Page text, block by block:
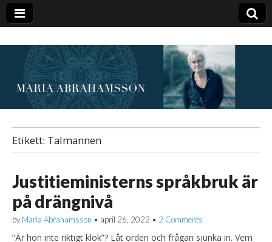
Etikett: Talmannen
Justitieministerns språkbruk är
på drängnivå
by Maria Abrahamsson • april 26, 2022 • 2 Comments
”Är hon inte riktigt klok”? Låt orden och frågan sjunka in. Vem